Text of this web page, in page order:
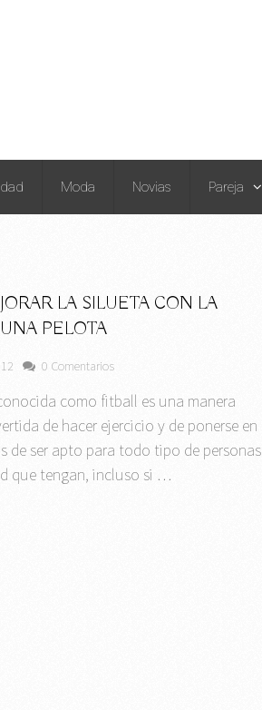
Moda Novias Pareja
LA SILUETA CON LA
PELOTA
0 Comentarios
como fitball es una manera
de hacer ejercicio y de ponerse en
de ser apto para todo tipo de personas
que tengan, incluso si …